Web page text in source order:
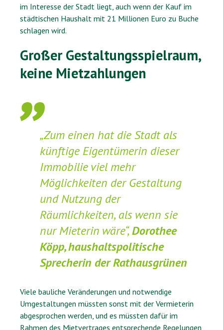
im Interesse der Stadt liegt, auch wenn der Kauf im
städtischen Haushalt mit 21 Millionen Euro zu Buche
schlagen wird.
Großer Gestaltungsspielraum,
keine Mietzahlungen
„Zum einen hat die Stadt als
künftige Eigentümerin dieser
Immobilie viel mehr
Möglichkeiten der Gestaltung
und Nutzung der
Räumlichkeiten, als wenn sie
nur Mieterin wäre“,Dorothee
Köpp, haushaltspolitische
Sprecherin der Rathausgrünen
Viele bauliche Veränderungen und notwendige
Umgestaltungen müssten sonst mit der Vermieterin
abgesprochen werden, und es müssten dafür im
Rahmen des Mietvertrages entsprechende Regelungen